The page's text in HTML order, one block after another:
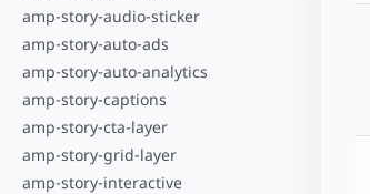
amp-story-audio-sticker
amp-story-auto-ads
amp-story-auto-analytics
amp-story-captions
amp-story-cta-layer
amp-story-grid-layer
amp-story-interactive